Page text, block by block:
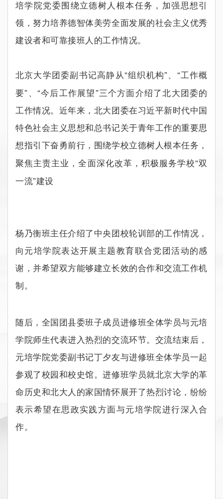
培学院党委围绕立德树人根本任务，加强思想引
领，努力培养德智体美劳全面发展的社会主义优秀
建设者和可靠接班人的工作情况。
北京大学团委副书记高静从“组织机构”、 “工作概
要” 、 “今后工作展望”三个方面介绍了北大团委的
工作情况。近年来，北大团委在习近平新时代中国
特色社会主义思想和总书记关于青年工作的重要思
想指引下奋勇前行，围绕学校立德树人根本任务，
聚焦主责主业，全面深化改革，积极服务学校“双
一流”建设
杨乃衡班主任介绍了中央团校轮训部的工作情况，
向元培学院表达开展主题教育联合党团活动的感
谢，并希望双方能够建立长效的合作和交流工作机
制。
随后，全国团县委班子成员进修班全体学员与元培
学院师生代表进入热烈的交流环节。交流结束后，
元培学院党委副书记丁夕友与进修班全体学员一起
参观了校园和校史馆。进修班学员就北京大学的革
命历史和北大人的家国情怀展开了热烈讨论，纷纷
表示希望在思政实践方面与元培学院进行深入合
作。